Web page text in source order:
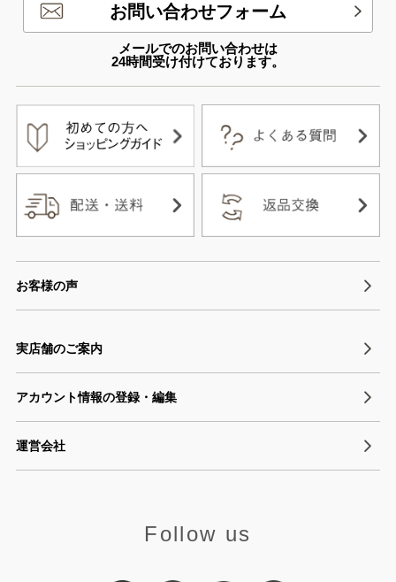
お問い合わせフォーム
メールでのお問い合わせは
24時間受け付けております。
お客様の声
実店舗のご案内
アカウント情報の登録・編集
運営会社
Follow us